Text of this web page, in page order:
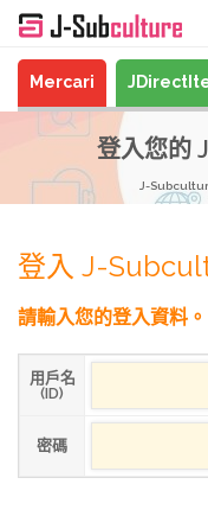
Mercari
登入您的
J-
登入 J-
請輸入您的登入資料。
用戶名
(ID)
密碼